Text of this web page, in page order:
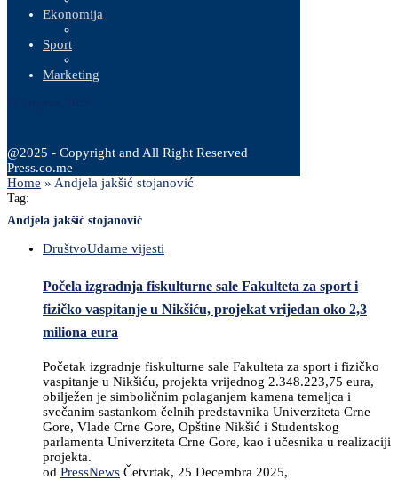
Ekonomija
Sport
Marketing
@2025 - Copyright and All Right Reserved
Press.co.me
Home » Andjela jakšić stojanović
Tag:
Andjela jakšić stojanović
DruštvoUdarne vijesti
Počela izgradnja fiskulturne sale Fakulteta za sport i
fizičko vaspitanje u Nikšiću, projekat vrijedan oko 2,3
miliona eura
Početak izgradnje fiskulturne sale Fakulteta za sport i fizičko
vaspitanje u Nikšiću, projekta vrijednog 2.348.223,75 eura,
obilježen je simboličnim polaganjem kamena temeljca i
svečanim sastankom čelnih predstavnika Univerziteta Crne
Gore, Vlade Crne Gore, Opštine Nikšić i Studentskog
parlamenta Univerziteta Crne Gore, kao i učesnika u realizaciji
projekta.
od PressNews Četvrtak, 25 Decembra 2025,